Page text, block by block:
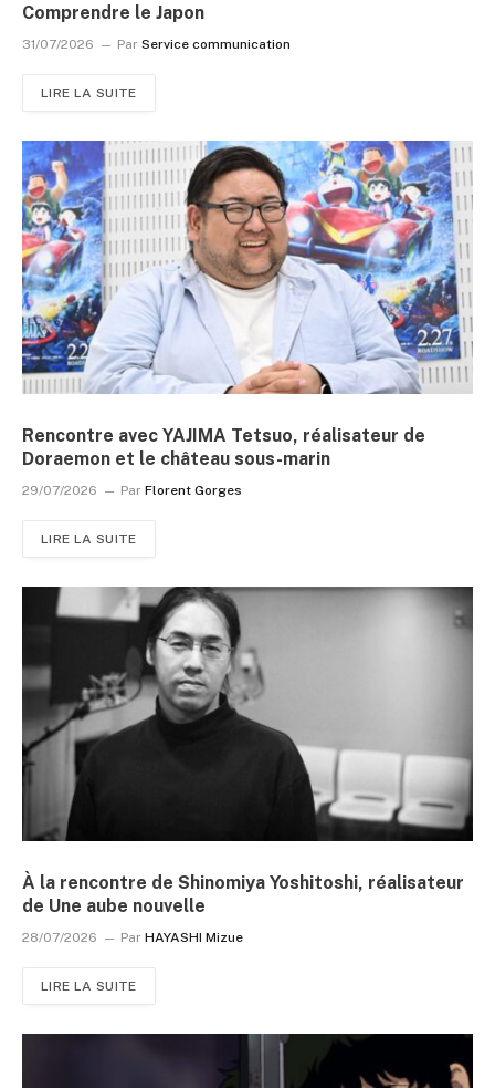
Comprendre le Japon
31/07/2026 Par Service communication
LIRE LA SUITE
Rencontre avec YAJIMA Tetsuo, réalisateur de
Doraemon et le château sous-marin
29/07/2026 Par Florent Gorges
LIRE LA SUITE
À la rencontre de Shinomiya Yoshitoshi, réalisateur
de Une aube nouvelle
28/07/2026 Par HAYASHI Mizue
LIRE LA SUITE